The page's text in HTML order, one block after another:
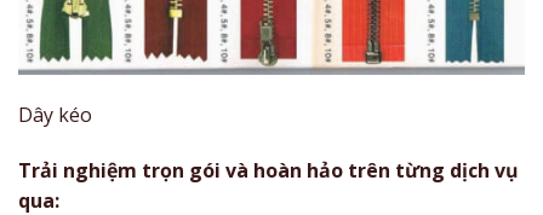
Dây kéo
Trải nghiệm trọn gói và hoàn hảo trên từng dịch vụ
qua: